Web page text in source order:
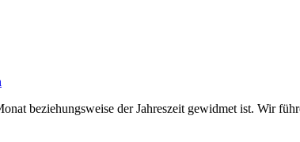
beziehungsweise der Jahreszeit gewidmet ist. Wir